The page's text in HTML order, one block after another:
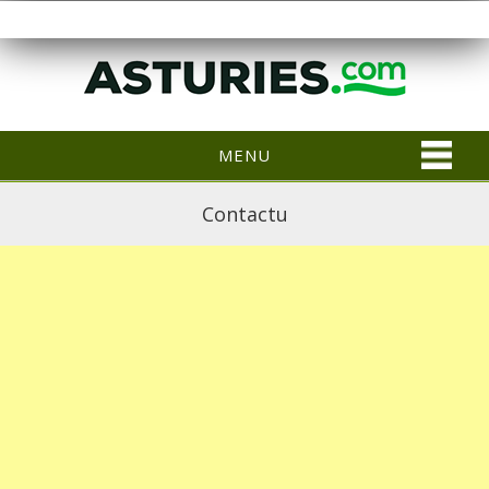
MENU
Contactu